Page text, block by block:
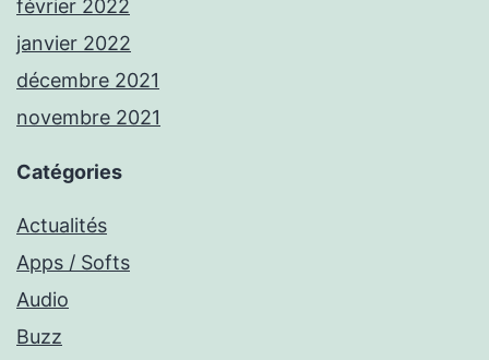
février 2022
janvier 2022
décembre 2021
novembre 2021
Catégories
Actualités
Apps / Softs
Audio
Buzz